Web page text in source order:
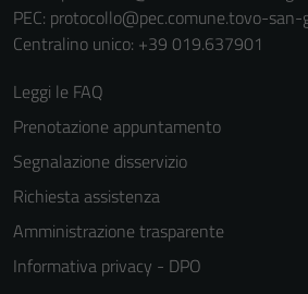
PEC: protocollo@pec.comune.tovo-san-
Centralino unico: +39 019.637901
Leggi le FAQ
Prenotazione appuntamento
Segnalazione disservizio
Richiesta assistenza
Amministrazione trasparente
Informativa privacy - DPO